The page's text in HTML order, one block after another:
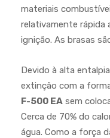
materiais
relativamente rápida
ignição. As brasas
Devido à alta
extinção com a
F-500 EA sem
Cerca de 70% do
água. Como a força